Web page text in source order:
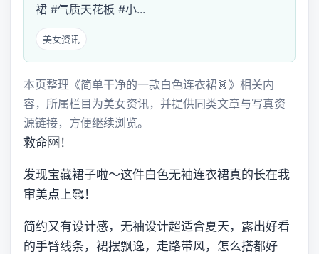
裙 #气质天花板 #小...
美女资讯
本页整理《简单干净的一款白色连衣裙👗》相关内
容，所属栏目为美女资讯，并提供同类文章与写真资
源链接，方便继续浏览。
救命🆘！
发现宝藏裙子啦～这件白色无袖连衣裙真的长在我
审美点上🥰！
简约又有设计感，无袖设计超适合夏天，露出好看
的手臂线条，裙摆飘逸，走路带风，怎么搭都好